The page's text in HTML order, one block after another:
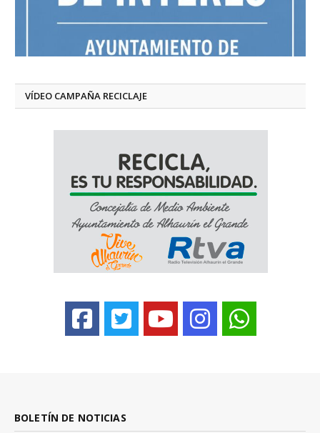
VÍDEO CAMPAÑA RECICLAJE
BOLETÍN DE NOTICIAS